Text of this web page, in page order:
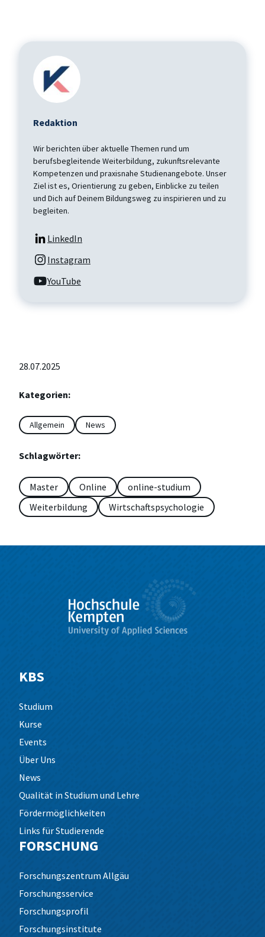
Redaktion
Wir berichten über aktuelle Themen rund um
berufsbegleitende Weiterbildung, zukunftsrelevante
Kompetenzen und praxisnahe Studienangebote. Unser
Ziel ist es, Orientierung zu geben, Einblicke zu teilen
und Dich auf Deinem Bildungsweg zu inspirieren und zu
begleiten.
LinkedIn
Instagram
YouTube
28.07.2025
Kategorien:
Allgemein News
Schlagwörter:
Master Online
online-studium
Weiterbildung
Wirtschaftspsychologie
KBS
Studium
Kurse
Events
Über Uns
News
Qualität in Studium und Lehre
Fördermöglichkeiten
Links für Studierende
FORSCHUNG
Forschungszentrum Allgäu
Forschungsservice
Forschungsprofil
Forschungsinstitute